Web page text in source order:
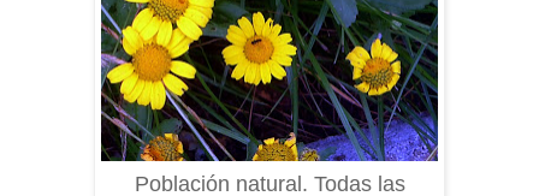
Población natural. Todas las